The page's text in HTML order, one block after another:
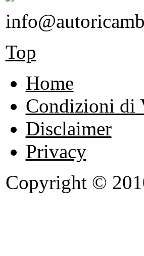
Top
Home
Condizioni di
Disclaimer
Privacy
Copyright ©